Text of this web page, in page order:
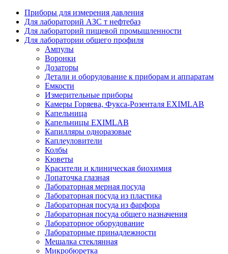
Приборы для измерения давления
Для лабораторий АЗС т нефтебаз
Для лабораторий пищевой промышленности
Для лаборатории общего профиля
Ампулы
Воронки
Дозаторы
Детали и оборудование к приборам и аппаратам
Емкости
Измерительные приборы
Камеры Горяева, Фукса-Розенталя EXIMLAB
Капельница
Капельницы EXIMLAB
Капилляры одноразовые
Каплеуловители
Колбы
Кюветы
Красители и клиническая биохимия
Лопаточка глазная
Лабораторная мерная посуда
Лабораторная посуда из пластика
Лабораторная посуда из фарфора
Лабораторная посуда общего назначения
Лабораторное оборудование
Лабораторные принадлежности
Мешалка стеклянная
Микробюретка